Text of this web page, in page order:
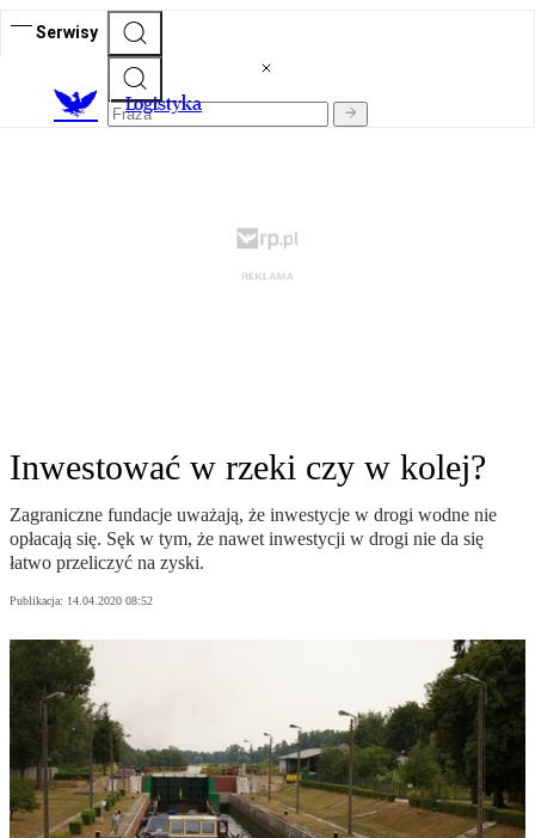
Serwisy
Logistyka
Inwestować w rzeki czy w kolej?
Zagraniczne fundacje uważają, że inwestycje w drogi wodne nie
opłacają się. Sęk w tym, że nawet inwestycji w drogi nie da się
łatwo przeliczyć na zyski.
Publikacja: 14.04.2020 08:52